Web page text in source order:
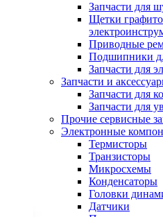
Запчасти для
Щетки
Приводные
Подшипники
Запчасти для
Запчасти и
Запчасти для
Запчасти для
Прочие сервисные
Электронные
Термисторы
Транзисторы
Микросхемы
Конденсаторы
Головки
Датчики